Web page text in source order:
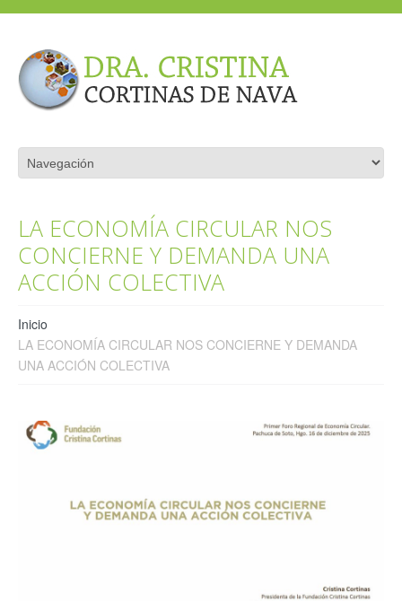
LA ECONOMÍA CIRCULAR NOS
CONCIERNE Y DEMANDA UNA
ACCIÓN COLECTIVA
Inicio
LA ECONOMÍA CIRCULAR NOS CONCIERNE Y DEMANDA
UNA ACCIÓN COLECTIVA